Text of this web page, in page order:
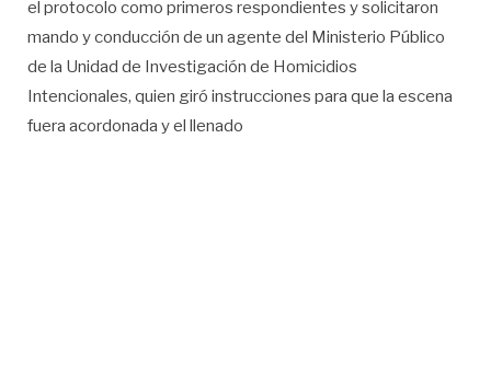
el protocolo como primeros respondientes y solicitaron
mando y conducción de un agente del Ministerio Público
de la Unidad de Investigación de Homicidios
Intencionales, quien giró instrucciones para que la escena
fuera acordonada y el llenado